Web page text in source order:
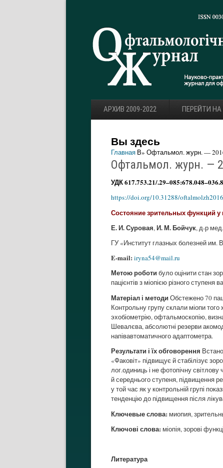
АРХИВ 2009-2022 ПЕРЕЙТИ
Вы здесь
Главная В» Офтальмол. журн. —
Офтальмол. журн. —
УДК 617.753.21/.29–085:678.048–036.8
https://doi.org/10.31288/
Состояние зрительных функций
Е. И. Суровая,И. М. Бойчук, д-р
ГУ «Институт глазных болезней
E-mail: iryna54@mail.ru
Метою роботи було оцінити стан
пацієнтів з міопією різного ступеня
Матеріал і методи Обстежено 70
Контрольну групу склали міопи
эхобіометрію, офтальмоскопію,
Шевалєва, абсолютні резерви
напівавтоматичного адаптометра.
Результати і їх обговорення
«Факовіт» підвищує й стабілізує
лог.одиниць і не фотопічну
й середнього ступеня, підвищення
у той час як у контрольній групі
тенденцію до підвищення після
Ключевые слова: миопия,
Ключові слова: міопія, зорові
Литература